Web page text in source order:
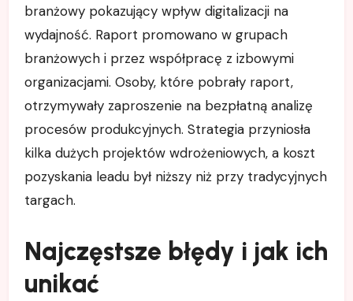
branżowy pokazujący wpływ digitalizacji na
wydajność. Raport promowano w grupach
branżowych i przez współpracę z izbowymi
organizacjami. Osoby, które pobrały raport,
otrzymywały zaproszenie na bezpłatną analizę
procesów produkcyjnych. Strategia przyniosła
kilka dużych projektów wdrożeniowych, a koszt
pozyskania leadu był niższy niż przy tradycyjnych
targach.
Najczęstsze błędy i jak ich
unikać